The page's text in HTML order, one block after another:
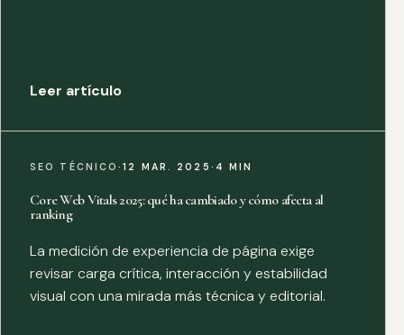
Leer artículo
SEO TÉCNICO·12 MAR. 2025 · 4 MIN
Core Web Vitals 2025: qué ha cambiado y cómo afecta al
ranking
La medición de experiencia de página exige
revisar carga crítica, interacción y estabilidad
visual con una mirada más técnica y editorial.